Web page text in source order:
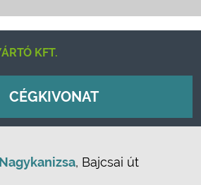
KFT.
CÉGKIVONAT
Nagykanizsa, Bajcsai út